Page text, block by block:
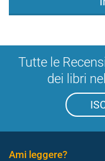
Tutte le
dei libri
Ami leggere?